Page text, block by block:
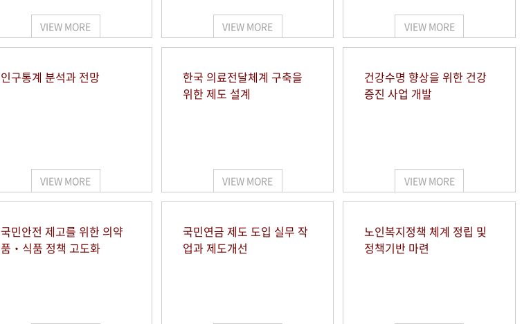
VIEW MORE VIEW MORE VIEW MORE
인구통계 분석과 전망
VIEW MORE
한국 의료전달체계 구축을
위한 제도 설계
VIEW MORE
건강수명 향상을 위한 건강
증진 사업 개발
VIEW MORE
국민안전 제고를 위한 의약
품‧식품 정책 고도화
국민연금 제도 도입 실무 작
업과 제도개선
노인복지정책 체계 정립 및
정책기반 마련